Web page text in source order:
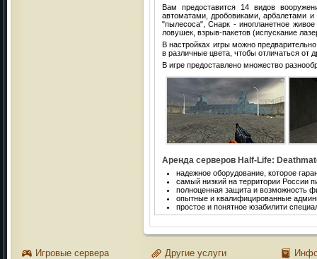
Вам предоставится 14 видов
автоматами, дробовиками, арбалетами
"пылесоса", Снарк - инопланетное
ловушек, взрыв-пакетов (испускание
В настройках игры можно
в различные цвета, чтобы отличаться от
В игре предоставлено множество
Аренда серверов Half-Life:
надежное оборудование, которое
самый низкий на территории России
полноценная защита и возможность
опытные и квалифицированные
простое и понятное юзабилити
Игровые сервера Другие услуги